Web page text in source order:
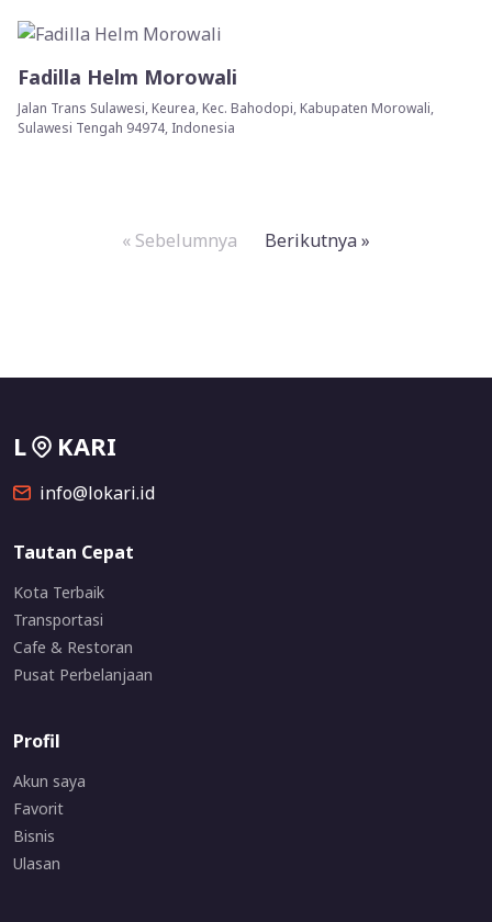
Fadilla Helm Morowali
Jalan Trans Sulawesi, Keurea, Kec. Bahodopi, Kabupaten Morowali,
Sulawesi Tengah 94974, Indonesia
« Sebelumnya Berikutnya »
L KARI
info@lokari.id
Tautan Cepat
Kota Terbaik
Transportasi
Cafe & Restoran
Pusat Perbelanjaan
Profil
Akun saya
Favorit
Bisnis
Ulasan